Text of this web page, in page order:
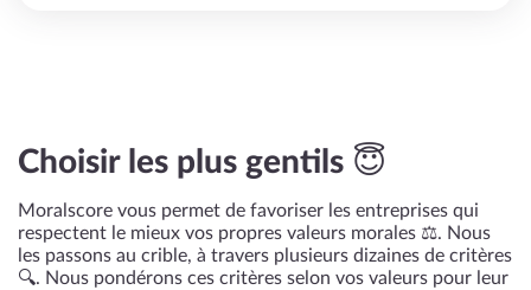
Choisir les plus gentils 😇
Moralscore vous permet de favoriser les entreprises qui
respectent le mieux vos propres valeurs morales ⚖️. Nous
les passons au crible, à travers plusieurs dizaines de critères
🔍. Nous pondérons ces critères selon vos valeurs pour leur